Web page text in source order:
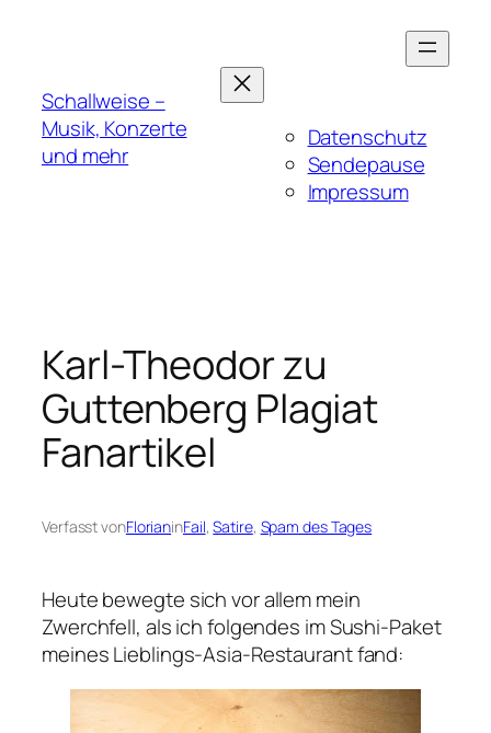
Schallweise –
Musik, Konzerte
und mehr
Datenschutz
Sendepause
Impressum
Karl-Theodor zu
Guttenberg Plagiat
Fanartikel
Verfasst vonFlorianinFail, Satire, Spam des Tages
Heute bewegte sich vor allem mein
Zwerchfell, als ich folgendes im Sushi-Paket
meines Lieblings-Asia-Restaurant fand: